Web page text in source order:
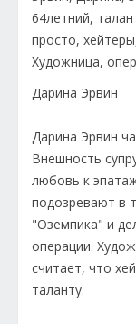
Дарина Эрвин
Дарина Эрвин
Внешность
любовь к
подозревают в
"Оземпика" и
операции.
считает, что
таланту.